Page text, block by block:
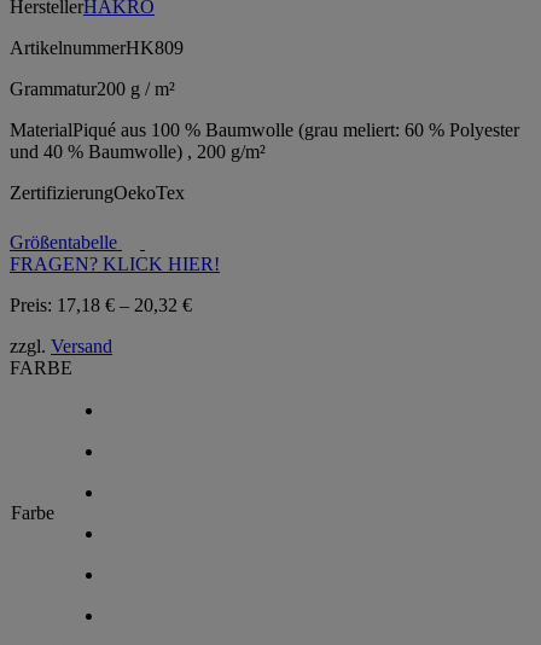
HerstellerHAKRO
ArtikelnummerHK809
Grammatur200 g / m²
MaterialPiqué aus 100 % Baumwolle (grau meliert: 60 % Polyester
und 40 % Baumwolle) , 200 g/m²
ZertifizierungOekoTex
Größentabelle
FRAGEN? KLICK HIER!
Preis: 17,18 € – 20,32 €Preisspanne:
zzgl. Versand
FARBE
Farbe